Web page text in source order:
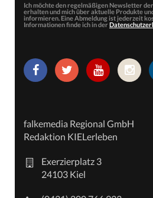
Ich möchte den regelmäßigen Newsletter
erhalten und mich über aktuelle Produkte
informieren. Eine Abmeldung ist jederzeit
Informationen finde ich in der
falkemedia Regional GmbH
Redaktion KIELerleben
Exerzierplatz 3
24103 Kiel